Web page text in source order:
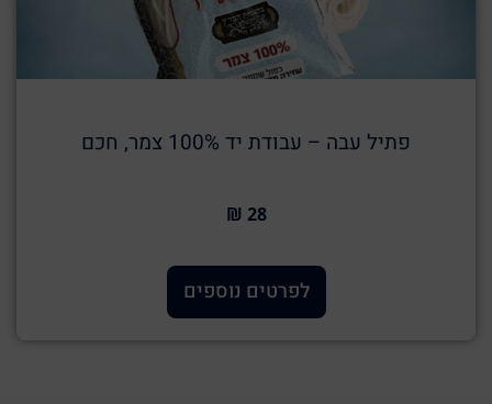
פתיל עבה – עבודת יד 100% צמר, חכם
28 ₪
לפרטים נוספים